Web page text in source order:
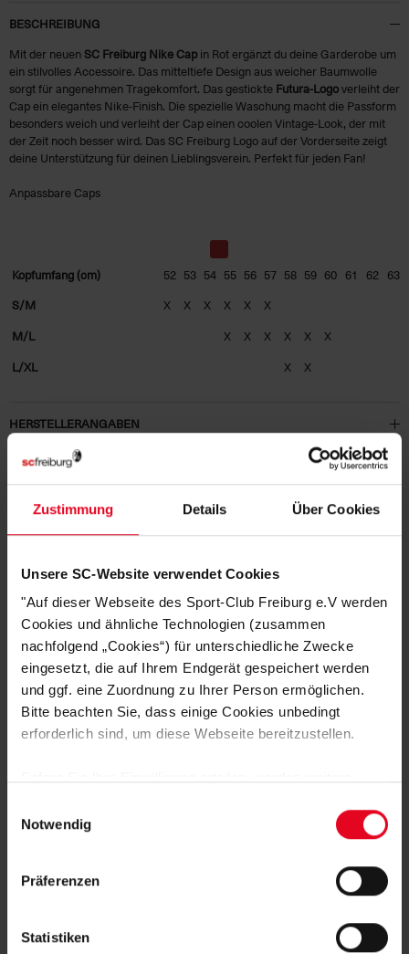
Zustimmung Details Über Cookies
Unsere SC-Website verwendet Cookies
"Auf dieser Webseite des Sport-Club Freiburg e.V werden
Cookies und ähnliche Technologien (zusammen
nachfolgend „Cookies“) für unterschiedliche Zwecke
eingesetzt, die auf Ihrem Endgerät gespeichert werden
und ggf. eine Zuordnung zu Ihrer Person ermöglichen.
Bitte beachten Sie, dass einige Cookies unbedingt
erforderlich sind, um diese Webseite bereitzustellen.
Daten von Ihnen (z.B. persönlichen Identifikatoren oder
IP-Adressen) verarbeitet werden. Durch Klicken auf den
Speicherung aller aufgeführten Cookies und der
Daten für die unten jeweils angegebene Zwecke gem. §
Notwendig
Präferenzen
Statistiken
BESCHREIBUNG
Mit der neuen SC Freiburg Nike Capin Rot ergänzt du deine Garderobe um
ein stilvolles Accessoire. Das mitteltiefe Design aus weicher Baumwolle
sorgt für angenehmen Tragekomfort. Das gestickte Futura-Logoverleiht der
Cap ein elegantes Nike-Finish. Die spezielle Waschung macht die Passform
besonders weich und verleiht der Cap einen coolen Vintage-Look, der mit
der Zeit noch besser wird. Das SC Freiburg Logo auf der Vorderseite zeigt
deine Unterstützung für deinen Lieblingsverein. Perfekt für jeden Fan!
Anpassbare Caps
Kopfumfang (cm) 52 53 54 55 56 57 58 59 60 61 62 63
S/M
X X X X X
X
M/L
X X X X X
X
L/XL
X X
HERSTELLERANGABEN
KUNDENBEWERTUNGEN (2)
Artikelnummer: 24NFB5368-657
Logistiknummer: EM001122-001
DAS KÖNNTE DIR AUCH
GEFALLEN
SALE